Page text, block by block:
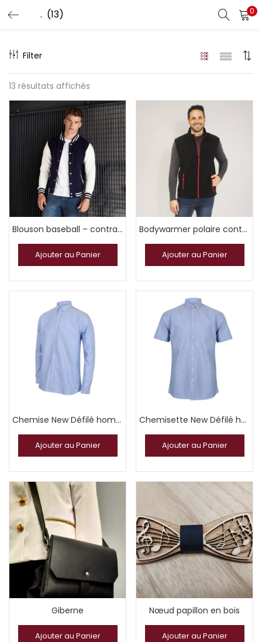
0
Filter
13 résultats affichés
Blouson baseball – contrasté
Ajouter au Panier
Bodywarmer polaire contrasté zippée sans manches
Ajouter au Panier
Chemise New Défilé homme et femme
Ajouter au Panier
Chemisette New Défilé homme et femme
Ajouter au Panier
Giberne
Ajouter au Panier
Nœud papillon en bois
Ajouter au Panier